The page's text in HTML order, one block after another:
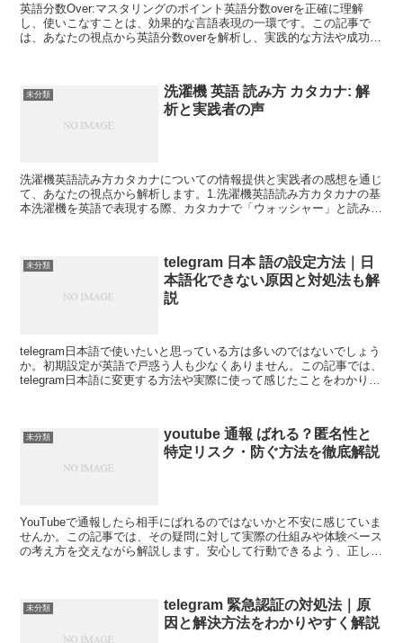
英語分数Over:マスタリングのポイント英語分数overを正確に理解
し、使いこなすことは、効果的な言語表現の一環です。この記事で
は、あなたの視点から英語分数overを解析し、実践的な方法や成功の
未分類
洗濯機 英語 読み方 カタカナ: 解
析と実践者の声
洗濯機英語読み方カタカナについての情報提供と実践者の感想を通じ
て、あなたの視点から解析します。1.洗濯機英語読み方カタカナの基
本洗濯機を英語で表現する際、カタカナで「ウォッシャー」と読みま
未分類
telegram 日本 語の設定方法｜日
本語化できない原因と対処法も解
説
telegram日本語で使いたいと思っている方は多いのではないでしょう
か。初期設定が英語で戸惑う人も少なくありません。この記事では、
telegram日本語に変更する方法や実際に使って感じたことをわかりや
未分類
youtube 通報 ばれる？匿名性と
特定リスク・防ぐ方法を徹底解説
YouTubeで通報したら相手にばれるのではないかと不安に感じていま
せんか。この記事では、その疑問に対して実際の仕組みや体験ベース
の考え方を交えながら解説します。安心して行動できるよう、正しい
未分類
telegram 緊急認証の対処法｜原
因と解決方法をわかりやすく解説